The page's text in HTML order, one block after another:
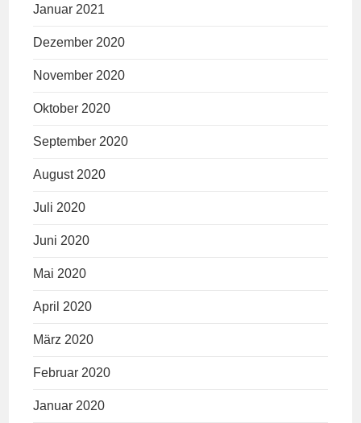
Januar 2021
Dezember 2020
November 2020
Oktober 2020
September 2020
August 2020
Juli 2020
Juni 2020
Mai 2020
April 2020
März 2020
Februar 2020
Januar 2020